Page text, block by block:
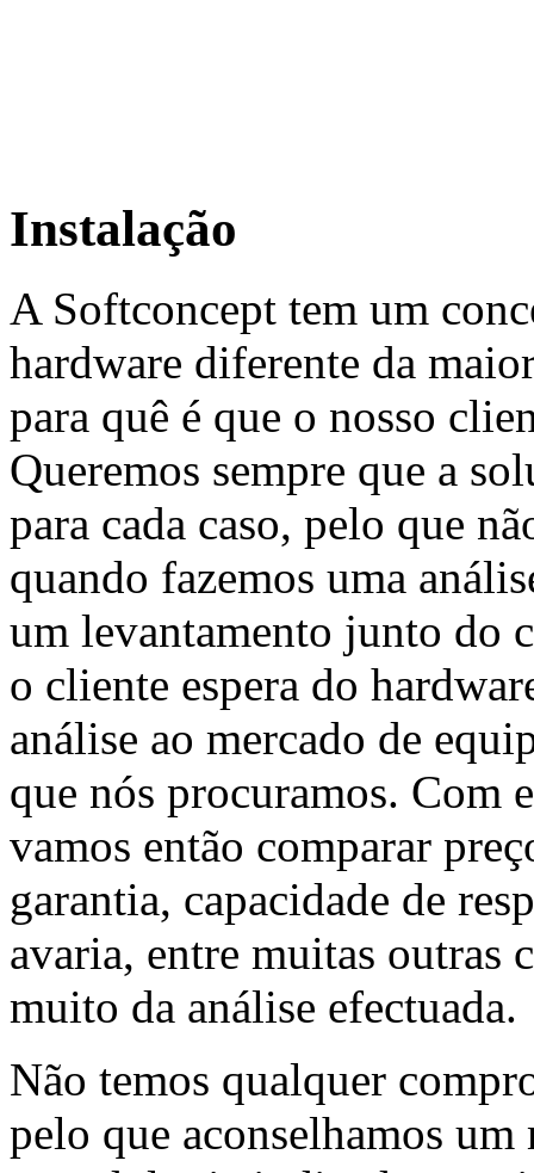
Instalação
A Softconcept tem um
hardware diferente da
para quê é que o nosso
Queremos sempre que a
para cada caso, pelo que
quando fazemos uma
um levantamento junto do
o cliente espera do
análise ao mercado de
que nós procuramos. Com
vamos então comparar
garantia, capacidade de
avaria, entre muitas outras
muito da análise efectuada.
Não temos qualquer
pelo que aconselhamos